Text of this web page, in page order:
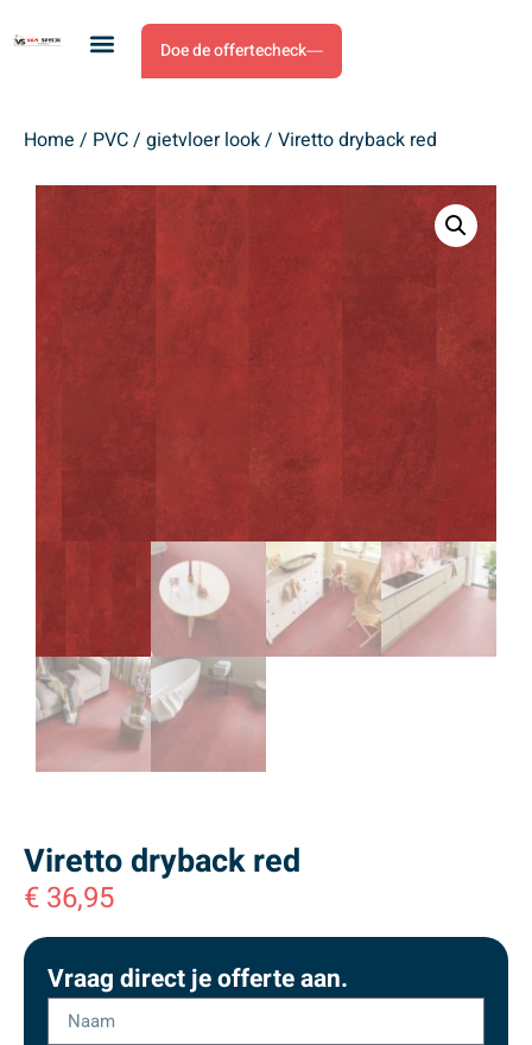
Doe de offertecheck
Home / PVC/ gietvloer look/ Viretto dryback red
Viretto dryback red
€ 36,95
Vraag direct je offerte aan.